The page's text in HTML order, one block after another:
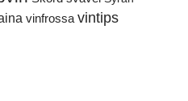
vinfrossa vintips